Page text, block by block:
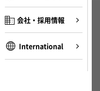
会社・採用情報
International